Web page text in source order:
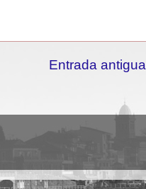
Entrada antigua